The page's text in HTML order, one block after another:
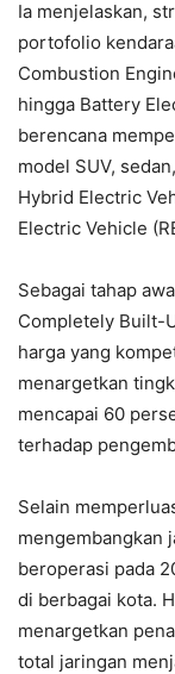
Ia menjelaskan,
portofolio
Combustion
hingga Battery
berencana
model SUV,
Hybrid Electric
Electric Vehicle
Sebagai tahap
Completely Built-
harga yang
menargetkan
mencapai 60
terhadap
Selain
mengembangkan
beroperasi pada
di berbagai kota.
menargetkan
total jaringan